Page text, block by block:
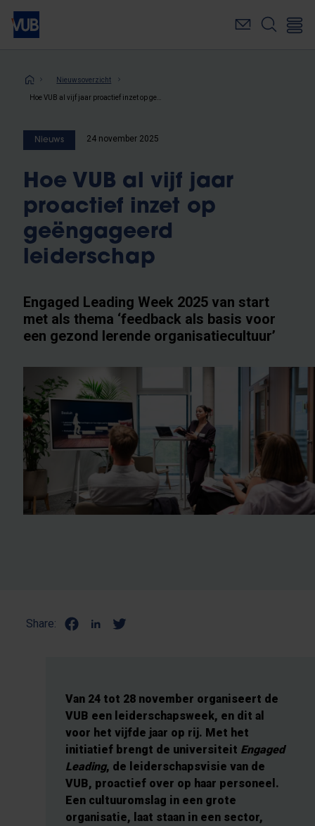
Overslaan
naar
inhoudKruimelpad
Nieuwsoverzicht
Nieuws 24 november 2025
Hoe VUB al vijf jaar
proactief inzet op
geëngageerd
leiderschap
Engaged Leading Week 2025 van start
met als thema ‘feedback als basis voor
een gezond lerende organisatiecultuur’
Share:
Van 24 tot 28 november organiseert de
VUB een leiderschapsweek, en dit al
voor het vijfde jaar op rij. Met het
initiatief brengt de universiteit Engaged
Leading, de leiderschapsvisie van de
VUB, proactief over op haar personeel.
Een cultuuromslag in een grote
organisatie, laat staan in een sector,